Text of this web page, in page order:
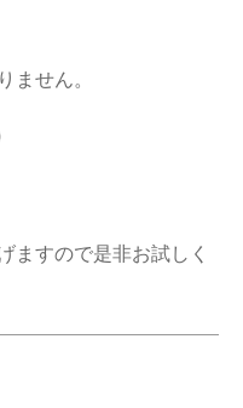
ません。
ますので是非お試しく